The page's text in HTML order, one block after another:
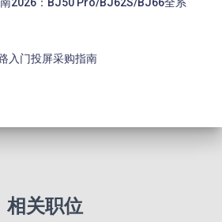
入门投屏采购指南
相关职位